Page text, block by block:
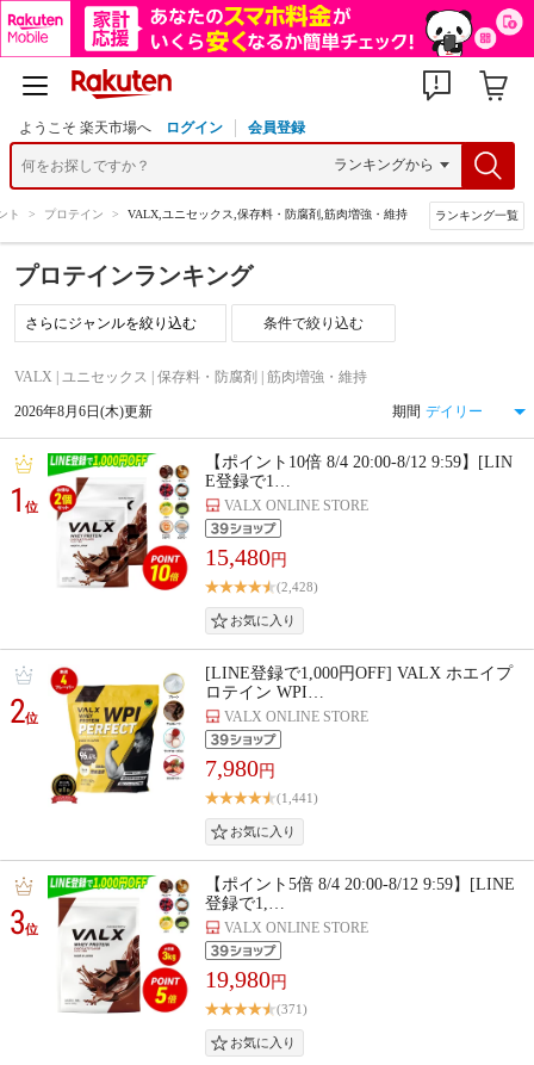
ようこそ 楽天市場へ ログイン 会員登録
ト > プロテイン > VALX,ユニセックス,保存料・防腐剤,筋肉増強・維持 ランキング一覧
プロテインランキング
条件で絞り込む
VALX | ユニセックス | 保存料・防腐剤 | 筋肉増強・維持
2026年8月6日(木)更新 期間
1位
【ポイント10倍 8/4 20:00-8/12 9:59】[LIN
E登録で1…
VALX ONLINE STORE
15,480円
(2,428)
2位
[LINE登録で1,000円OFF] VALX ホエイプ
ロテイン WPI…
VALX ONLINE STORE
7,980円
(1,441)
3位
【ポイント5倍 8/4 20:00-8/12 9:59】[LINE
登録で1,…
VALX ONLINE STORE
19,980円
(371)